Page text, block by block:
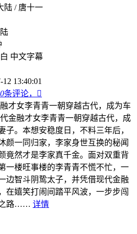
陆 / 唐十一
中文字幕
12 13:40:01
0条评论，

才女李青青一朝穿越古代，成为车
金融才女李青青一朝穿越古代，成
子。本想安稳度日，不料三年后，
颜一同归家，李家身世互换的秘闻
竟然才是李家真千金。面对双重背
一楼旺事楼的李青青不慌不忙，一
边智斗阴鸷太子，并凭借现代金融
在嬉笑打闹间踏平风波，一步步闯
之路…… 详情